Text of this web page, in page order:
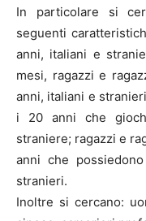
In particolare si
seguenti
anni, italiani e
mesi, ragazzi e
anni, italiani e
i 20 anni che
straniere; ragazzi e
anni che
stranieri.
Inoltre si cercano: